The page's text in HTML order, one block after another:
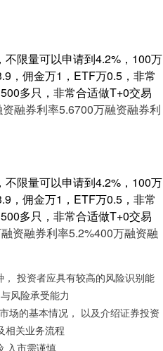
限量可以申请到4.2%，100万
，佣金万1，ETF万0.5，非常
多只，非常合适做T+0交易
融券利率5.6700万融资融券利
限量可以申请到4.2%，100万
，佣金万1，ETF万0.5，非常
多只，非常合适做T+0交易
资融券利率5.2%400万融资融
投资者应具有较高的风险识别能
风险承受能力
场的基本情况， 以及介绍证券投资
相关业务流程
入市需谨慎